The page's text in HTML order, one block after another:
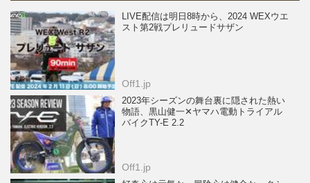
LIVE配信は明日8時から、2024 WEXウエ
スト第2戦プレリュードサザン
Off1.jp
2023年シーズンの舞台裏に隠された熱い
物語、黒山健一✕ヤマハ電動トライアル
バイクTY-E 2.2
Off1.jp